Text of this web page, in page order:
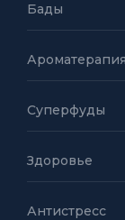
Бады
Суперфуды
Здоровье
Антистресс